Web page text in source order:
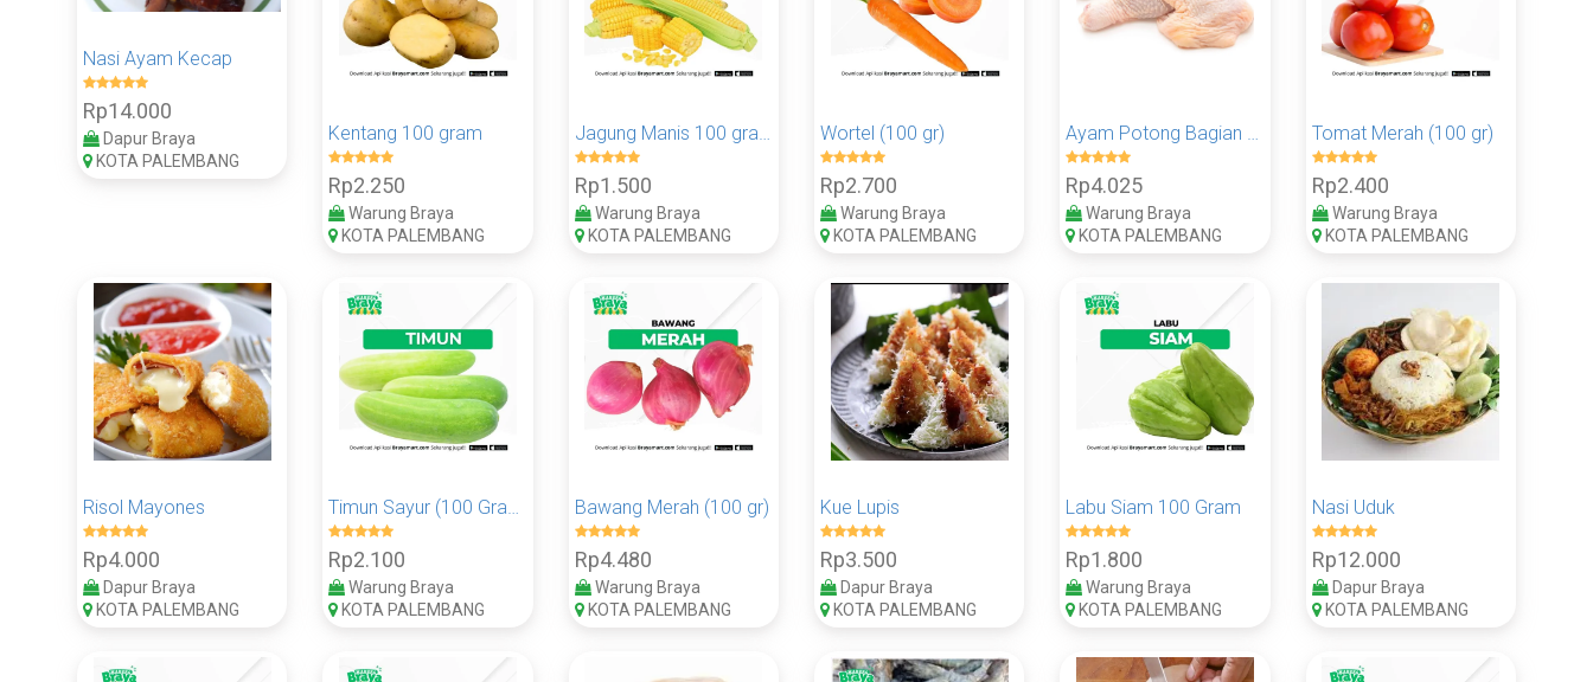
Nasi Ayam Kecap
Rp14.000
Dapur Braya
KOTA PALEMBANG
Kentang 100 gram
Rp2.250
Warung Braya
KOTA PALEMBANG
Rp1.500
Warung Braya
KOTA PALEMBANG
Wortel (100 gr)
Rp2.700
Warung Braya
KOTA PALEMBANG
Rp4.025
Warung Braya
KOTA PALEMBANG
Tomat Merah (100 gr)
Rp2.400
Warung Braya
KOTA PALEMBANG
Risol Mayones
Rp4.000
Dapur Braya
KOTA PALEMBANG
Rp2.100
Warung Braya
KOTA PALEMBANG
Bawang Merah (100 gr)
Rp4.480
Warung Braya
KOTA PALEMBANG
Kue Lupis
Rp3.500
Dapur Braya
KOTA PALEMBANG
Labu Siam 100 Gram
Rp1.800
Warung Braya
KOTA PALEMBANG
Nasi Uduk
Rp12.000
Dapur Braya
KOTA PALEMBANG